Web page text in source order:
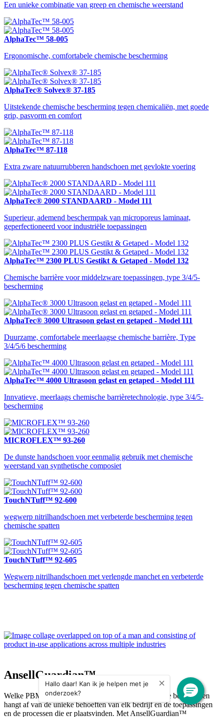
Een unieke combinatie van greep en chemische weerstand
AlphaTec™ 58-005
Ergonomische, comfortabele chemische bescherming
AlphaTec® Solvex® 37-185
Uitstekende chemische bescherming tegen chemicaliën, met goede
grip, pasvorm en comfort
AlphaTec™ 87-118
Extra zware natuurrubberen handschoen met gevlokte voering
AlphaTec® 2000 STANDAARD - Model 111
Superieur, ademend beschermpak van microporeus laminaat,
geperfectioneerd voor industriële toepassingen
AlphaTec™ 2300 PLUS Gestikt & Getaped - Model 132
Chemische barrière voor middelzware toepassingen, type 3/4/5-
bescherming
AlphaTec® 3000 Ultrasoon gelast en getaped - Model 111
Duurzame, comfortabele meerlaagse chemische barrière, Type
3/4/5/6 bescherming
AlphaTec™ 4000 Ultrasoon gelast en getaped - Model 111
Innvatieve, meerlaags chemische barrièretechnologie, type 3/4/5-
bescherming
MICROFLEX™ 93-260
De dunste handschoen voor eenmalig gebruik met chemische
weerstand van synthetische composiet
TouchNTuff™ 92-600
wegwerp nitrilhandschoen met verbeterde bescherming tegen
chemische spatten
TouchNTuff™ 92-605
Wegwerp nitrilhandschoen met verlengde manchet en verbeterde
bescherming tegen chemische spatten
AnsellGuardian™
Welke PBM het meest geschikt is om tegen gevaren te beschermen
hangt af van de unieke behoeften van elk bedrijf en de toepassingen
en de processen die er plaatsvinden. Met AnsellGuardian™
Close dialog
Hallo daar! Kan ik je helpen met je
onderzoek?